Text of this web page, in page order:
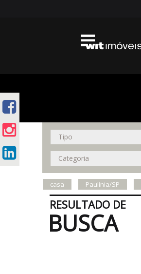
casa Paulínia/SP
RESULTADO DE
BUSCA